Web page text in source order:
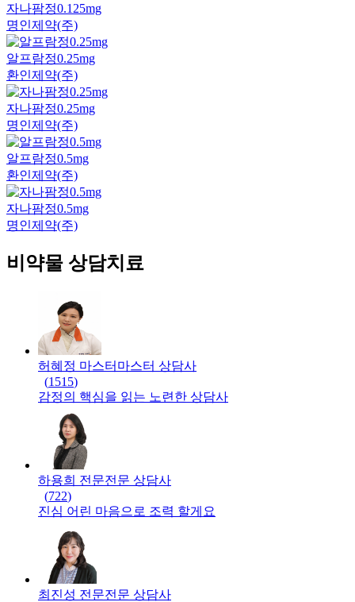
자나팜정0.125mg
명인제약(주)
알프람정0.25mg
환인제약(주)
자나팜정0.25mg
명인제약(주)
알프람정0.5mg
환인제약(주)
자나팜정0.5mg
명인제약(주)
비약물 상담치료
허혜정 마스터 마스터 상담사
(1515)
감정의 핵심을 읽는 노련한 상담사
하용희 전문전문 상담사
(722)
진심 어린 마음으로 조력 할게요
최진성 전문전문 상담사